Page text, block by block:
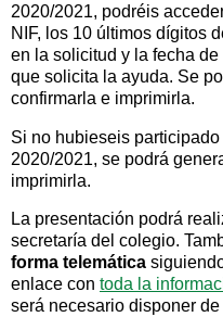
2020/2021, podréis
NIF, los 10 últimos dígitos
en la solicitud y la fecha
que solicita la ayuda. Se
confirmarla e imprimirla.
Si no hubieseis
2020/2021, se podrá
imprimirla.
La presentación podrá
secretaría del colegio.
forma telemática
enlace con toda la
será necesario disponer